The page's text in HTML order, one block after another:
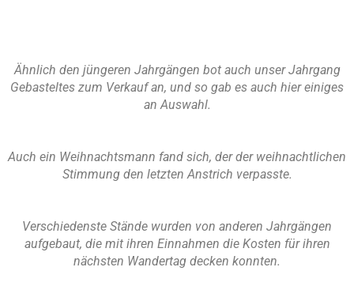
Ähnlich den jüngeren Jahrgängen bot auch unser Jahrgang
Gebasteltes zum Verkauf an, und so gab es auch hier einiges
an Auswahl.
Auch ein Weihnachtsmann fand sich, der der weihnachtlichen
Stimmung den letzten Anstrich verpasste.
Verschiedenste Stände wurden von anderen Jahrgängen
aufgebaut, die mit ihren Einnahmen die Kosten für ihren
nächsten Wandertag decken konnten.